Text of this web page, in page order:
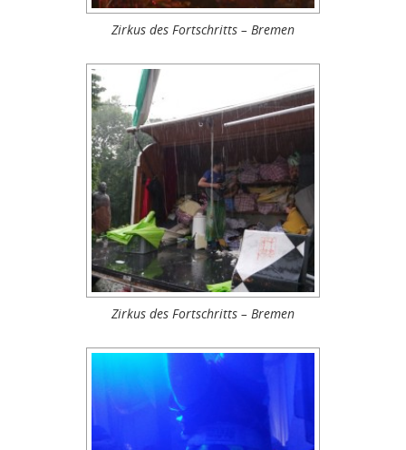
Zirkus des Fortschritts – Bremen
Zirkus des Fortschritts – Bremen